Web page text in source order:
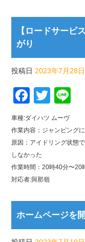
【ロードサー
がり
投稿日 2023年7月28日
車種:ダイハツ ムーヴ
作業内容：ジャンピング
原因：アイドリング状態
しなかった
作業時間：20時40分〜20
対応者:與那嶺
ホームページを